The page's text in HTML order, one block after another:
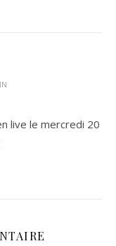
live le mercredi 20